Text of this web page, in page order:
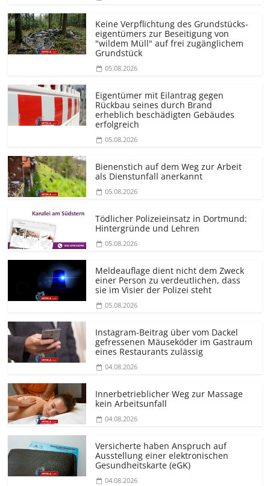
Keine Verpflichtung des Grundstücks­
eigentümers zur Beseitigung von
"wildem Müll" auf frei zugänglichem
Grundstück
05.08.2026
Eigentümer mit Eilantrag gegen
Rückbau seines durch Brand
erheblich beschädigten Gebäudes
erfolgreich
05.08.2026
Bienenstich auf dem Weg zur Arbeit
als Dienstunfall anerkannt
05.08.2026
Tödlicher Polizeieinsatz in Dortmund:
Hintergründe und Lehren
05.08.2026
Meldeauflage dient nicht dem Zweck
einer Person zu verdeutlichen, dass
sie im Visier der Polizei steht
05.08.2026
Instagram-Beitrag über vom Dackel
gefressenen Mäuseköder im Gastraum
eines Restaurants zulässig
04.08.2026
Innerbetrieblicher Weg zur Massage
kein Arbeitsunfall
04.08.2026
Versicherte haben Anspruch auf
Ausstellung einer elektronischen
Gesundheitskarte (eGK)
04.08.2026